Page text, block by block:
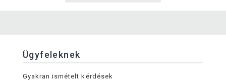
Ügyfeleknek
Gyakran ismételt kérdések